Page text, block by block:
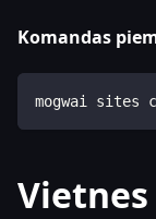
Komandas
mogwai sites
Vietnes